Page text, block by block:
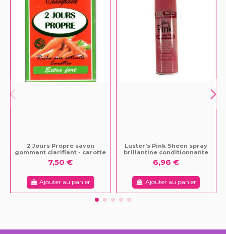
2 Jours Propre savon
gommant clarifiant - carotte
7,50 €
Ajouter au panier
Luster's Pink Sheen spray
brillantine conditionnante
6,96 €
Ajouter au panier